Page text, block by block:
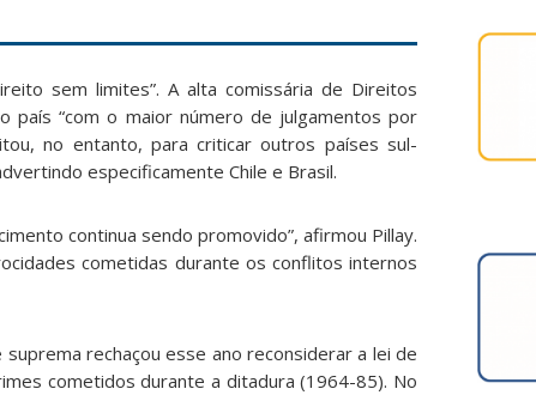
sem limites”. A alta comissária de Direitos
país “com o maior número de julgamentos por
no entanto, para criticar outros países sul-
especificamente Chile e Brasil.
continua sendo promovido”, afirmou Pillay.
cometidas durante os conflitos internos
rechaçou esse ano reconsiderar a lei de
cometidos durante a ditadura (1964-85). No